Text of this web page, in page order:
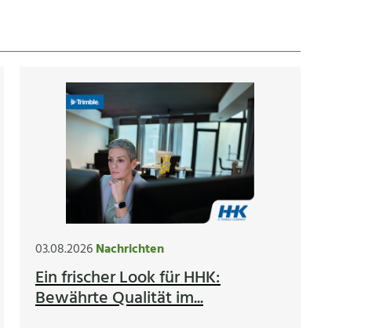
03.08.2026Nachrichten
Ein frischer Look für HHK:
Bewährte Qualität im...